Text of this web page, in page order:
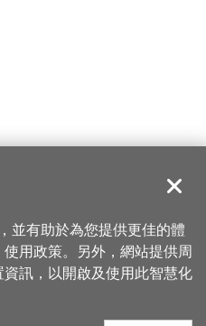
關閉
並有助於為您提供更佳的體
用政策。另外，網站提供周
訊，以開啟及使用此智慧化